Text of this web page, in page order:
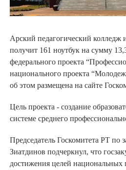
Арский педагогический колледж
получит 161 ноутбук на сумму
федерального проекта
национального проекта
об этом размещена на сайте
Цель проекта - создание
системе среднего
Председатель Госкомитета РТ по
Зиатдинов подчеркнул, что
достижения целей национальных